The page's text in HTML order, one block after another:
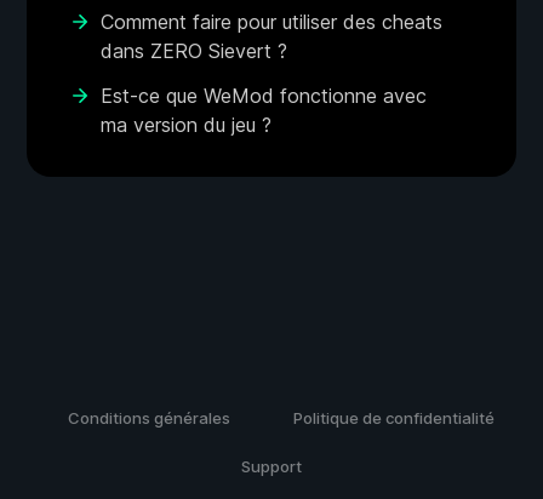
Comment faire pour utiliser des cheats
dans ZERO Sievert ?
Est-ce que WeMod fonctionne avec
ma version du jeu ?
Conditions générales Politique de confidentialité
Support